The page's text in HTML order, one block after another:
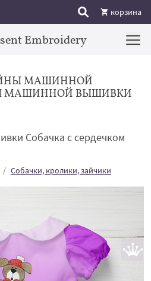
корзина
Embroidery
МАШИННОЙ
МАШИННОЙ ВЫШИВКИ
Собачка с сердечком
Собачки, кролики, зайчики